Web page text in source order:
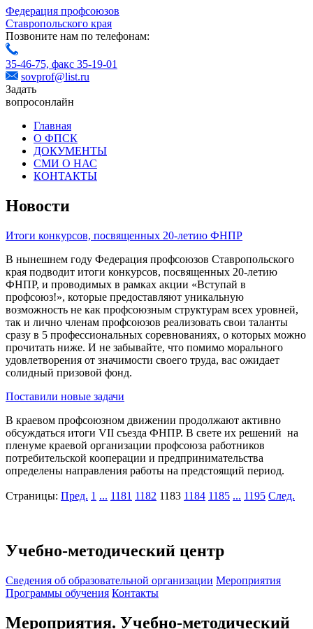
Федерация профсоюзов
Ставропольского края
Позвоните нам по телефонам:
35-46-75, факс 35-19-01
sovprof@list.ru
Задать
вопросонлайн
Главная
О ФПСК
ДОКУМЕНТЫ
СМИ О НАС
КОНТАКТЫ
Новости
Итоги конкурсов, посвященных 20-летию ФНПР
В нынешнем году Федерация профсоюзов Ставропольского
края подводит итоги конкурсов, посвященных 20-летию
ФНПР, и проводимых в рамках акции «Вступай в
профсоюз!», которые предоставляют уникальную
возможность не как профсоюзным структурам всех уровней,
так и лично членам профсоюзов реализовать свои таланты
сразу в 5 профессиональных соревнованиях, о которых можно
прочитать ниже. И не забывайте, что помимо морального
удовлетворения от значимости своего труда, вас ожидает
солидный призовой фонд.
Поставили новые задачи
В краевом профсоюзном движении продолжают активно
обсуждаться итоги VII съезда ФНПР. В свете их решений на
пленуме краевой организации профсоюза работников
потребительской кооперации и предпринимательства
определены направления работы на предстоящий период.
Страницы: Пред. 1 ... 1181 1182 1183 1184 1185 ... 1195 След.
Учебно-методический центр
Cведения об образовательной организации Мероприятия
Программы обучения Контакты
Мероприятия. Учебно-методический